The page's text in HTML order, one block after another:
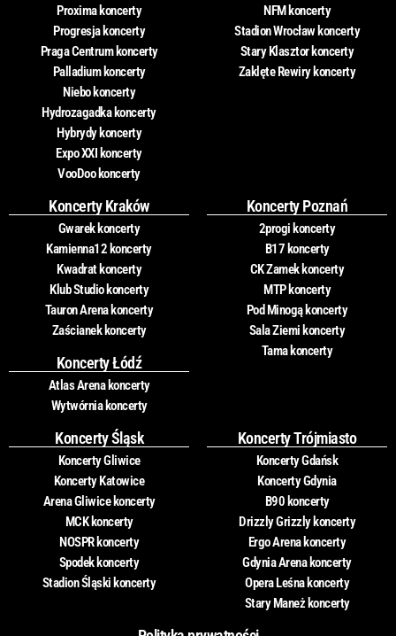
Proxima koncerty
Progresja koncerty
Praga Centrum koncerty
Palladium koncerty
Niebo koncerty
Hydrozagadka koncerty
Hybrydy koncerty
Expo XXI koncerty
VooDoo koncerty
NFM koncerty
Stadion Wrocław koncerty
Stary Klasztor koncerty
Zaklęte Rewiry koncerty
Koncerty Kraków
Gwarek koncerty
Kamienna12 koncerty
Kwadrat koncerty
Klub Studio koncerty
Tauron Arena koncerty
Zaścianek koncerty
Koncerty Łódź
Atlas Arena koncerty
Wytwórnia koncerty
Koncerty Poznań
2progi koncerty
B17 koncerty
CK Zamek koncerty
MTP koncerty
Pod Minogą koncerty
Sala Ziemi koncerty
Tama koncerty
Koncerty Śląsk
Koncerty Gliwice
Koncerty Katowice
Arena Gliwice koncerty
MCK koncerty
NOSPR koncerty
Spodek koncerty
Stadion Śląski koncerty
Koncerty Trójmiasto
Koncerty Gdańsk
Koncerty Gdynia
B90 koncerty
Drizzly Grizzly koncerty
Ergo Arena koncerty
Gdynia Arena koncerty
Opera Leśna koncerty
Stary Maneż koncerty